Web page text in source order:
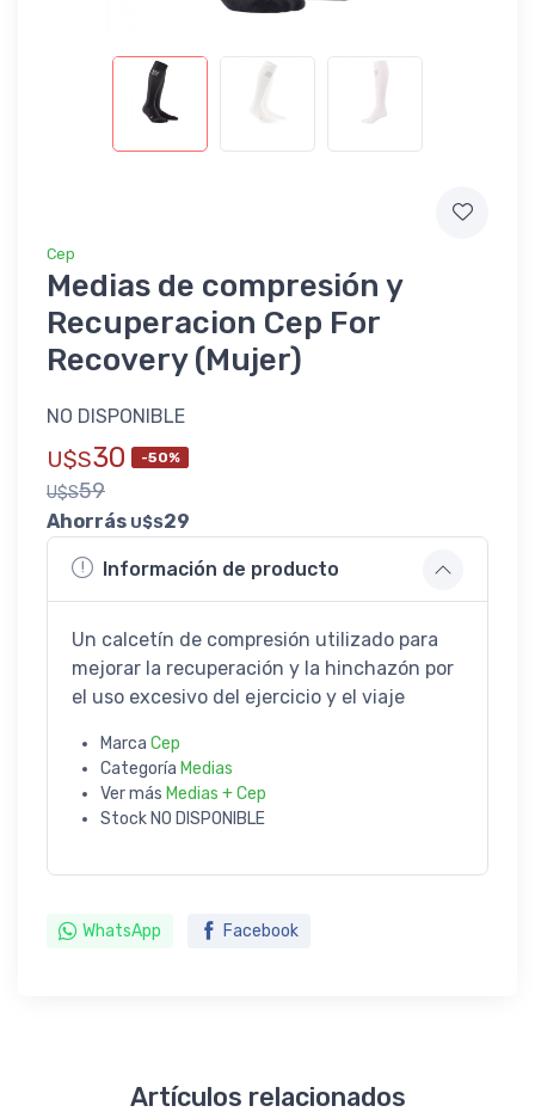
Cep
Medias de compresión y
Recuperacion Cep For
Recovery (Mujer)
NO DISPONIBLE
U$S30 -50%
U$S59
Ahorrás U$S29
Información de producto
Un calcetín de compresión utilizado para
mejorar la recuperación y la hinchazón por
el uso excesivo del ejercicio y el viaje
Marca Cep
Categoría Medias
Ver más Medias + Cep
Stock NO DISPONIBLE
WhatsApp Facebook
Artículos relacionados